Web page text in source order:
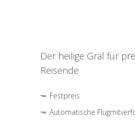
Der heilige Gral für
Reisende
Festpreis
Automatische